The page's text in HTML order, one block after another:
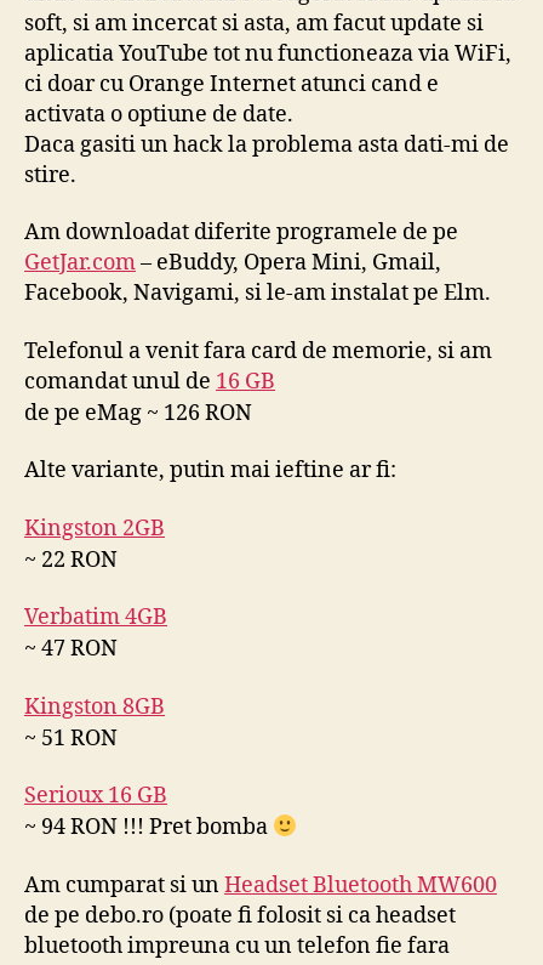
soft, si am incercat si asta, am facut update si
aplicatia YouTube tot nu functioneaza via WiFi,
ci doar cu Orange Internet atunci cand e
activata o optiune de date.
Daca gasiti un hack la problema asta dati-mi de
stire.
Am downloadat diferite programele de pe
GetJar.com– eBuddy, Opera Mini, Gmail,
Facebook, Navigami, si le-am instalat pe Elm.
Telefonul a venit fara card de memorie, si am
comandat unul de 16 GB
de pe eMag ~ 126 RON
Alte variante, putin mai ieftine ar fi:
Kingston 2GB
~ 22 RON
Verbatim 4GB
~ 47 RON
Kingston 8GB
~ 51 RON
Serioux 16 GB
~ 94 RON !!! Pret bomba
Am cumparat si unHeadset Bluetooth MW600
de pe debo.ro (poate fi folosit si ca headset
bluetooth impreuna cu un telefon fie fara